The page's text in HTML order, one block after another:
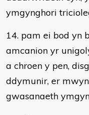
ymgynghori
14. pam ei bod yn
amcanion yr
a chroen y pen,
ddymunir, er
gwasanaeth